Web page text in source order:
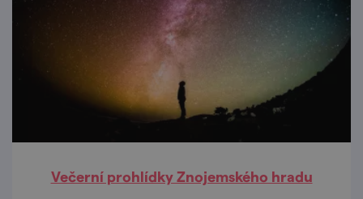
Večerní prohlídky Znojemského hradu